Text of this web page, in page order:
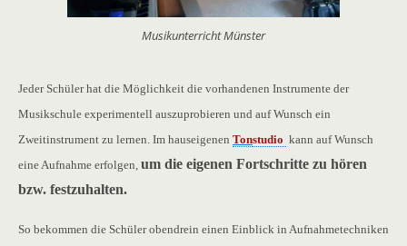
Musikunterricht Münster
Jeder Schüler hat die Möglichkeit die vorhandenen Instrumente der
Musikschule experimentell auszuprobieren und auf Wunsch ein
Zweitinstrument zu lernen. Im hauseigenen Tonstudio kann auf Wunsch
eine Aufnahme erfolgen, um die eigenen Fortschritte zu hören
bzw. festzuhalten.
So bekommen die Schüler obendrein einen Einblick in Aufnahmetechniken